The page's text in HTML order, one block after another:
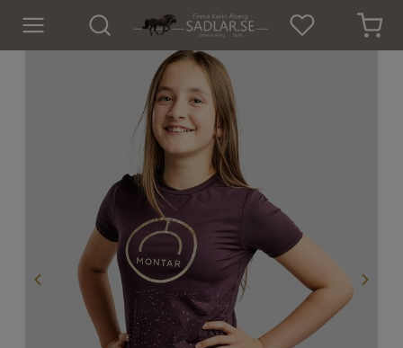
Isländskt godis
Dekaler
Presenter